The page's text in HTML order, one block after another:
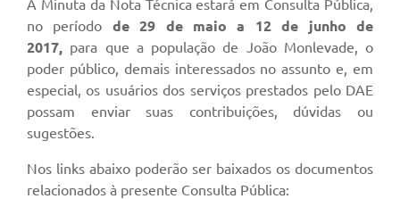
A Minuta da Nota Técnica estará em Consulta Pública,
no período de 29 de maio a 12 de junho de
2017, para que a população de João Monlevade, o
poder público, demais interessados no assunto e, em
especial, os usuários dos serviços prestados pelo DAE
possam enviar suas contribuições, dúvidas ou
sugestões.
Nos links abaixo poderão ser baixados os documentos
relacionados à presente Consulta Pública: